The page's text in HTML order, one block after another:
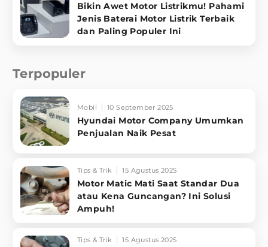
Bikin Awet Motor Listrikmu! Pahami
Jenis Baterai Motor Listrik Terbaik
dan Paling Populer Ini
Terpopuler
Mobil 10 September 2025
Hyundai Motor Company Umumkan
Penjualan Naik Pesat
Tips & Trik 15 Agustus 2025
Motor Matic Mati Saat Standar Dua
atau Kena Guncangan? Ini Solusi
Ampuh!
Tips & Trik 15 Agustus 2025